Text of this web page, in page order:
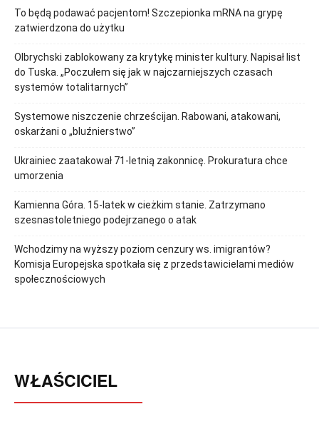
To będą podawać pacjentom! Szczepionka mRNA na grypę
zatwierdzona do użytku
Olbrychski zablokowany za krytykę minister kultury. Napisał list
do Tuska. „Poczułem się jak w najczarniejszych czasach
systemów totalitarnych”
Systemowe niszczenie chrześcijan. Rabowani, atakowani,
oskarżani o „bluźnierstwo”
Ukrainiec zaatakował 71-letnią zakonnicę. Prokuratura chce
umorzenia
Kamienna Góra. 15-latek w cieżkim stanie. Zatrzymano
szesnastoletniego podejrzanego o atak
Wchodzimy na wyższy poziom cenzury ws. imigrantów?
Komisja Europejska spotkała się z przedstawicielami mediów
społecznościowych
WŁAŚCICIEL